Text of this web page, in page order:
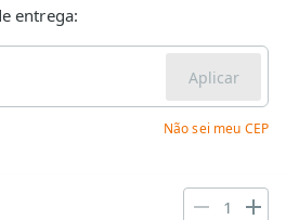
entrega:
Aplicar
Não sei meu CEP